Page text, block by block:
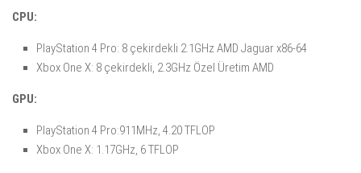
CPU:
PlayStation 4 Pro: 8 çekirdekli 2.1GHz AMD Jaguar x86-64
Xbox One X: 8 çekirdekli, 2.3GHz Özel Üretim AMD
GPU:
PlayStation 4 Pro:911MHz, 4.20 TFLOP
Xbox One X: 1.17GHz, 6 TFLOP